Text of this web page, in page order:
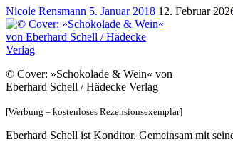
Nicole Rensmann 5. Januar 2018 12. Februar
© Cover: »Schokolade & Wein« von
Eberhard Schell / Hädecke Verlag
[Werbung – kostenloses Rezensionsexemplar]
Eberhard Schell ist Konditor. Gemeinsam mit